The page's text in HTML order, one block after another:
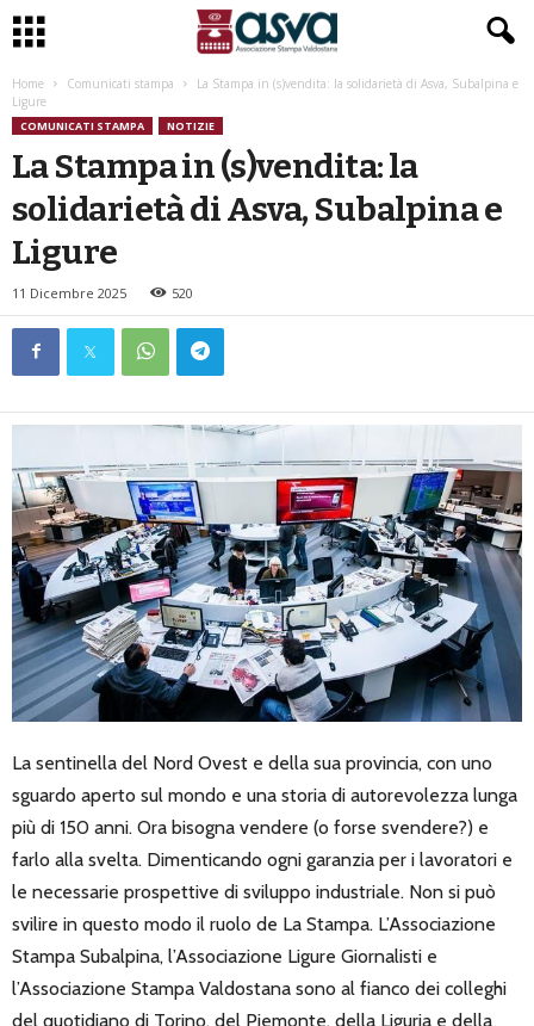
Home Comunicati stampa
La Stampa in (s)vendita: la solidarietà di Asva, Subalpina e
Ligure
COMUNICATI STAMPA NOTIZIE
La Stampa in (s)vendita: la
solidarietà di Asva, Subalpina e
Ligure
11 Dicembre 2025 520
La sentinella del Nord Ovest e della sua provincia, con uno
sguardo aperto sul mondo e una storia di autorevolezza lunga
più di 150 anni. Ora bisogna vendere (o forse svendere?) e
farlo alla svelta. Dimenticando ogni garanzia per i lavoratori e
le necessarie prospettive di sviluppo industriale. Non si può
svilire in questo modo il ruolo de La Stampa. L’Associazione
Stampa Subalpina, l’Associazione Ligure Giornalisti e
l’Associazione Stampa Valdostana sono al fianco dei colleghi
del quotidiano di Torino, del Piemonte, della Liguria e della